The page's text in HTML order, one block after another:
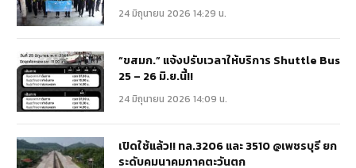
24 มิถุนายน 2026 14:29 น.
“ขสมก.” แจ้งปรับเวลาให้บริการ Shuttle Bus
25 – 26 มิ.ย.นี้!!
24 มิถุนายน 2026 14:09 น.
เปิดใช้แล้ว!! ทล.3206 และ 3510 @เพชรบุรี ยก
ระดับคมนาคมภาคตะวันตก